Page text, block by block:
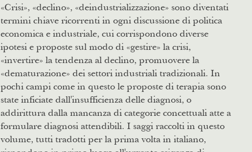
«Crisi», «declino», «deindustrializzazione» sono diventati
termini chiave ricorrenti in ogni discussione di politica
economica e industriale, cui corrispondono diverse
ipotesi e proposte sul modo di «gestire» la crisi,
«invertire» la tendenza al declino, promuovere la
«dematurazione» dei settori industriali tradizionali. In
pochi campi come in questo le proposte di terapia sono
state inficiate dall'insufficienza delle diagnosi, o
addirittura dalla mancanza di categorie concettuali atte a
formulare diagnosi attendibili. I saggi raccolti in questo
volume, tutti tradotti per la prima volta in italiano,